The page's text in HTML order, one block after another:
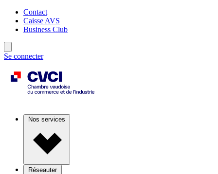
Contact
Caisse AVS
Business Club
Se connecter
Nos services
Réseauter